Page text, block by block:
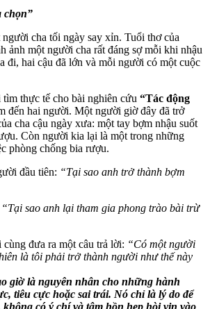
chọn”
cha tối ngày say xỉn. Tuổi thơ của
ảnh một người cha rất đáng sợ mỗi khi nhậu
đi, hai cậu đã lớn và mỗi người có một cuộc
thực tế cho bài nghiên cứu “Tác động
đến hai người. Một người giờ đây đã trở
cha cậu ngày xưa: một tay bợm nhậu suốt
Còn người kia lại là một trong những
phòng chống bia rượu.
đầu tiên: “Tại sao anh trở thành bợm
“Tại sao anh lại tham gia phong trào bài trừ
cùng đưa ra một câu trả lời: “Có một người
là tôi phải trở thành người như thế này
giờ là nguyên nhân cho những hành
tiêu cực hoặc sai trái. Nó chỉ là lý do để
có ý chí và tâm hồn hẹp hòi vịn vào